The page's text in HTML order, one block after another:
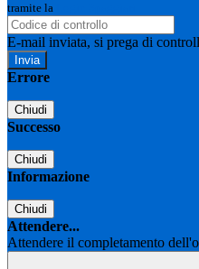
tramite la
E-mail inviata, si prega di
Errore
Chiudi
Successo
Chiudi
Informazione
Chiudi
Attendere...
Attendere il completamento